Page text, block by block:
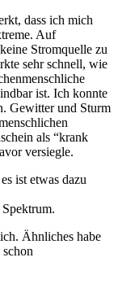
dass ich mich
Auf
Stromquelle zu
sehr schnell, wie
ist. Ich konnte
Gewitter und Sturm
als “krank
versiegle.
ist etwas dazu
Ähnliches habe